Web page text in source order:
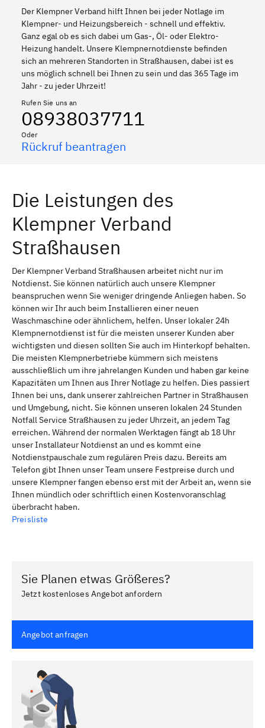
Der Klempner Verband hilft Ihnen bei jeder Notlage im
Klempner- und Heizungsbereich - schnell und effektiv.
Ganz egal ob es sich dabei um Gas-, Öl- oder Elektro-
Heizung handelt. Unsere Klempnernotdienste befinden
sich an mehreren Standorten in Straßhausen, dabei ist es
uns möglich schnell bei Ihnen zu sein und das 365 Tage im
Jahr - zu jeder Uhrzeit!
Rufen Sie uns an
08938037711
Oder
Rückruf beantragen
Die Leistungen des
Klempner Verband
Straßhausen
Der Klempner Verband Straßhausen arbeitet nicht nur im
Notdienst. Sie können natürlich auch unsere Klempner
beanspruchen wenn Sie weniger dringende Anliegen haben. So
können wir Ihr auch beim Installieren einer neuen
Waschmaschine oder ähnlichem, helfen. Unser lokaler 24h
Klempnernotdienst ist für die meisten unserer Kunden aber
wichtigsten und diesen sollten Sie auch im Hinterkopf behalten.
Die meisten Klempnerbetriebe kümmern sich meistens
ausschließlich um ihre jahrelangen Kunden und haben gar keine
Kapazitäten um Ihnen aus Ihrer Notlage zu helfen. Dies passiert
Ihnen bei uns, dank unserer zahlreichen Partner in Straßhausen
und Umgebung, nicht. Sie können unseren lokalen 24 Stunden
Notfall Service Straßhausen zu jeder Uhrzeit, an jedem Tag
erreichen. Während der normalen Werktagen fängt ab 18 Uhr
unser Installateur Notdienst an und es kommt eine
Notdienstpauschale zum regulären Preis dazu. Bereits am
Telefon gibt Ihnen unser Team unsere Festpreise durch und
unsere Klempner fangen ebenso erst mit der Arbeit an, wenn sie
Ihnen mündlich oder schriftlich einen Kostenvoranschlag
überbracht haben.
Preisliste
Sie Planen etwas Größeres?
Jetzt kostenloses Angebot anfordern
Angebot anfragen